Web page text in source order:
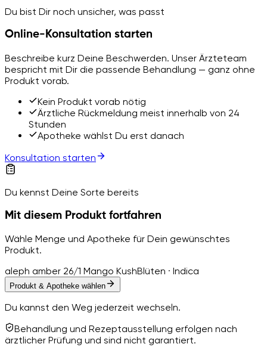
Du bist Dir noch unsicher, was passt
Online-Konsultation starten
Beschreibe kurz Deine Beschwerden. Unser Ärzteteam
bespricht mit Dir die passende Behandlung — ganz ohne
Produkt vorab.
Kein Produkt vorab nötig
Ärztliche Rückmeldung meist innerhalb von 24
Stunden
Apotheke wählst Du erst danach
Konsultation starten
Du kennst Deine Sorte bereits
Mit diesem Produkt fortfahren
Wähle Menge und Apotheke für Dein gewünschtes
Produkt.
aleph amber 26/1 Mango KushBlüten · Indica
Produkt & Apotheke wählen
Du kannst den Weg jederzeit wechseln.
Behandlung und Rezeptausstellung erfolgen nach
ärztlicher Prüfung und sind nicht garantiert.